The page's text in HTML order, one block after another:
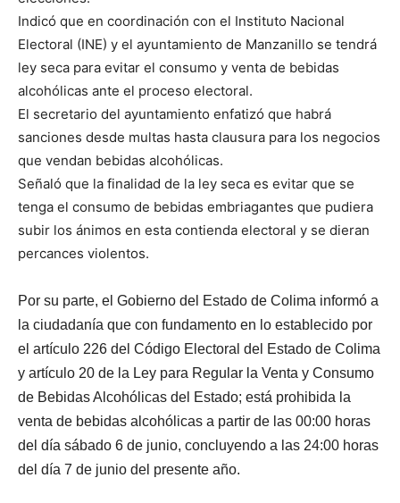
Indicó que en coordinación con el Instituto Nacional
Electoral (INE) y el ayuntamiento de Manzanillo se tendrá
ley seca para evitar el consumo y venta de bebidas
alcohólicas ante el proceso electoral.
El secretario del ayuntamiento enfatizó que habrá
sanciones desde multas hasta clausura para los negocios
que vendan bebidas alcohólicas.
Señaló que la finalidad de la ley seca es evitar que se
tenga el consumo de bebidas embriagantes que pudiera
subir los ánimos en esta contienda electoral y se dieran
percances violentos.
Por su parte, el Gobierno del Estado de Colima informó a
la ciudadanía que con fundamento en lo establecido por
el artículo 226 del Código Electoral del Estado de Colima
y artículo 20 de la Ley para Regular la Venta y Consumo
de Bebidas Alcohólicas del Estado; está prohibida la
venta de bebidas alcohólicas a partir de las 00:00 horas
del día sábado 6 de junio, concluyendo a las 24:00 horas
del día 7 de junio del presente año.